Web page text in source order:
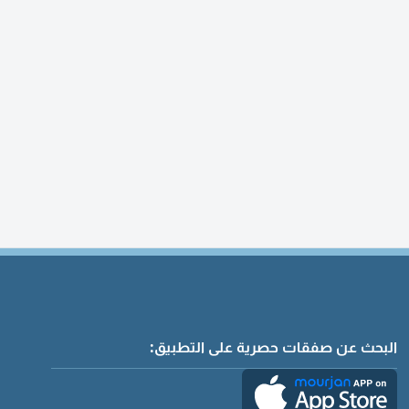
البحث عن صفقات حصرية على التطبيق: